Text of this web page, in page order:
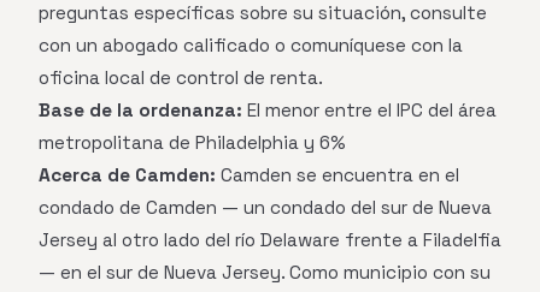
preguntas específicas sobre su situación, consulte
con un abogado calificado o comuníquese con la
oficina local de control de renta.
Base de la ordenanza: El menor entre el IPC del área
metropolitana de Philadelphia y 6%
Acerca de Camden: Camden se encuentra en el
condado de Camden — un condado del sur de Nueva
Jersey al otro lado del río Delaware frente a Filadelfia
— en el sur de Nueva Jersey. Como municipio con su